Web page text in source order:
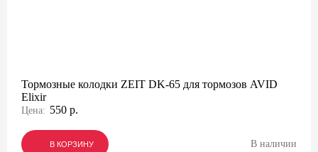
Тормозные колодки ZEIT DK-65 для тормозов AVID
Elixir
Цена: 550 р.
В КОРЗИНУ
В КОРЗИНУ
В КОРЗИНУ В наличии